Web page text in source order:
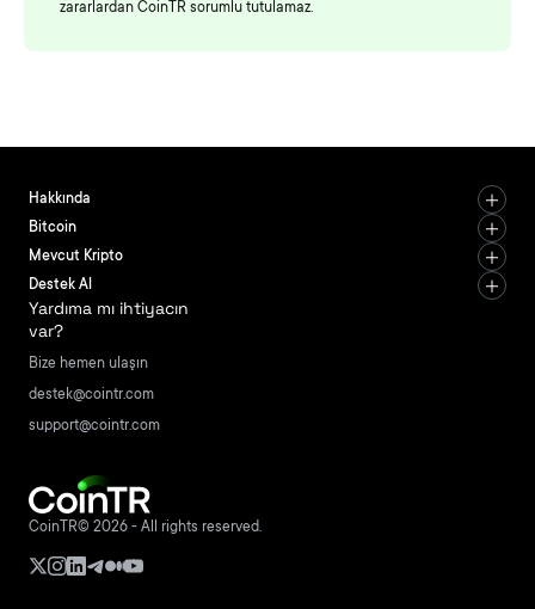
zararlardan CoinTR sorumlu tutulamaz.
Hakkında
Bitcoin
Mevcut Kripto
Destek Al
Yardıma mı ihtiyacın
var?
Bize hemen ulaşın
destek@cointr.com
support@cointr.com
CoinTR© 2026 - All rights reserved.